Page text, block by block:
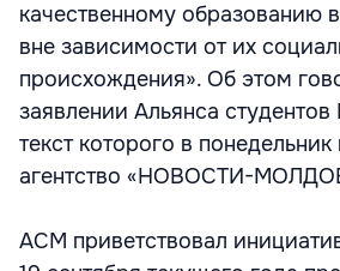
качественному образованию
вне зависимости от их
происхождения». Об этом
заявлении Альянса
текст которого в понедельник
агентство «НОВОСТИ-
АСМ приветствовал